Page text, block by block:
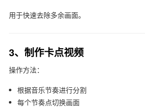
用于快速去除多余画面。
3、制作卡点视频
操作方法：
根据音乐节奏进行分割
每个节奏点切换画面